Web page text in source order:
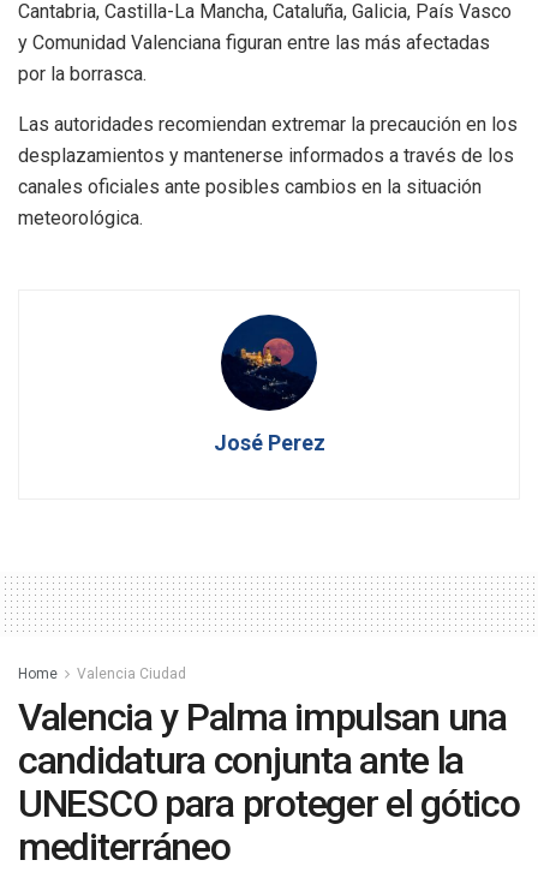
Cantabria, Castilla-La Mancha, Cataluña, Galicia, País Vasco
y Comunidad Valenciana figuran entre las más afectadas
por la borrasca.
Las autoridades recomiendan extremar la precaución en los
desplazamientos y mantenerse informados a través de los
canales oficiales ante posibles cambios en la situación
meteorológica.
José Perez
Home Valencia Ciudad
Valencia y Palma impulsan una
candidatura conjunta ante la
UNESCO para proteger el gótico
mediterráneo